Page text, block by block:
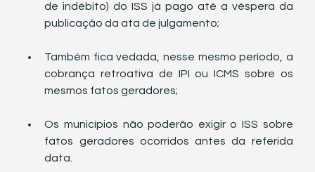
de indébito) do ISS já pago até a véspera da
publicação da ata de julgamento;
Também fica vedada, nesse mesmo período, a
cobrança retroativa de IPI ou ICMS sobre os
mesmos fatos geradores;
Os municípios não poderão exigir o ISS sobre
fatos geradores ocorridos antes da referida
data.